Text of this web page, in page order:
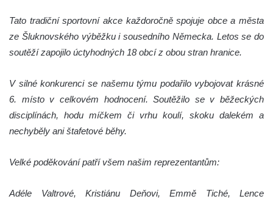
Tato tradiční sportovní akce každoročně spojuje obce a města
ze Šluknovského výběžku i sousedního Německa. Letos se do
soutěží zapojilo úctyhodných 18 obcí z obou stran hranice.
V silné konkurenci se našemu týmu podařilo vybojovat krásné
6. místo v celkovém hodnocení. Soutěžilo se v běžeckých
disciplínách, hodu míčkem či vrhu koulí, skoku dalekém a
nechyběly ani štafetové běhy.
Velké poděkování patří všem našim reprezentantům:
Adéle Valtrové, Kristiánu Deňovi, Emmě Tiché, Lence